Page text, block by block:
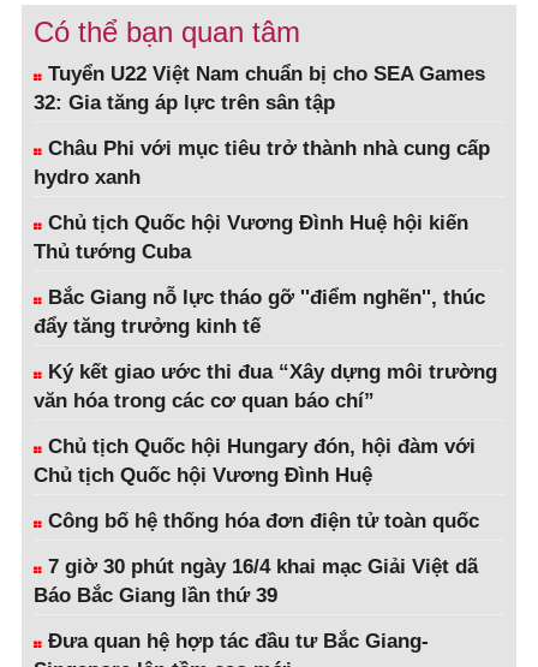
Có thể bạn quan tâm
Tuyển U22 Việt Nam chuẩn bị cho SEA Games
32: Gia tăng áp lực trên sân tập
Châu Phi với mục tiêu trở thành nhà cung cấp
hydro xanh
Chủ tịch Quốc hội Vương Đình Huệ hội kiến
Thủ tướng Cuba
Bắc Giang nỗ lực tháo gỡ ''điểm nghẽn'', thúc
đẩy tăng trưởng kinh tế
Ký kết giao ước thi đua “Xây dựng môi trường
văn hóa trong các cơ quan báo chí”
Chủ tịch Quốc hội Hungary đón, hội đàm với
Chủ tịch Quốc hội Vương Đình Huệ
Công bố hệ thống hóa đơn điện tử toàn quốc
7 giờ 30 phút ngày 16/4 khai mạc Giải Việt dã
Báo Bắc Giang lần thứ 39
Đưa quan hệ hợp tác đầu tư Bắc Giang-